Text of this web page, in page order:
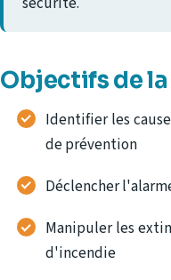
Objectifs de
Identifier les
de prévention
Déclencher
Manipuler les
d'incendie